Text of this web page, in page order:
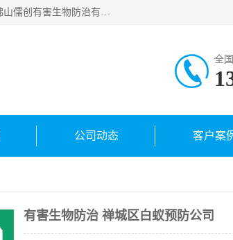
佛山白蚁防治公司,佛山白蚁防治哪家好,佛山杀虫公司,佛山除四害公司,佛山灭白蚁公司,佛山白蚁防治佛山儒创有害生物防治有限公司是一家佛山杀虫公司、佛山除四害公司、佛山灭白蚁公司、佛山白蚁防治公司，让您远离虫害困扰。要问佛山白蚁防治哪家好？佛山儒创有害生物防治有限公司全佛山、广州，正规公司，上门勘查，可靠，售后有保障。
全
公司动态 客户案
有害生物防治 禅城区白蚁预防公司